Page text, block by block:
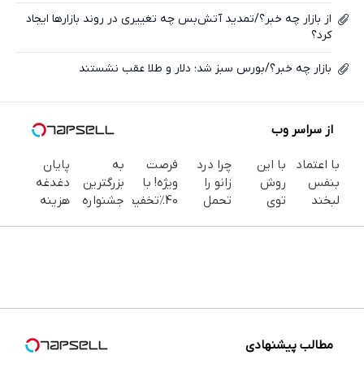
از بازار چه خبر؟/تمدید آتش‌بس چه تغییری در روند بازارها ایجاد
کرد؟
بازار چه خبر؟/بورس سبز شد؛ دلار و طلا عقب نشستند
از سراسر وب
با اعتماد
بنفس
لبخند
با این
روش
توی
چرا درد
زانو را
تحمل
کن
فرصت
ویژه! با
40٪تخفیف
به
بزرگترین
جشنواره
پایان
دغدغه
هزینه
کننده
مطالب پیشنهادی